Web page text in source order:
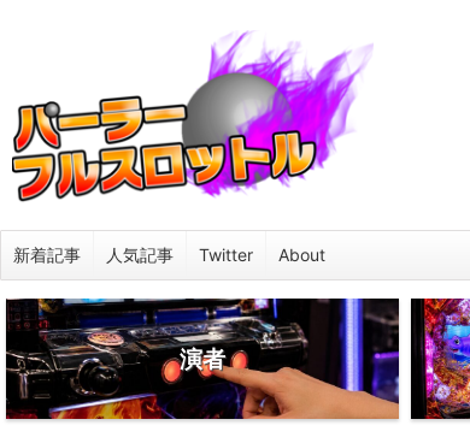
新着記事 人気記事 Twitter About
演者